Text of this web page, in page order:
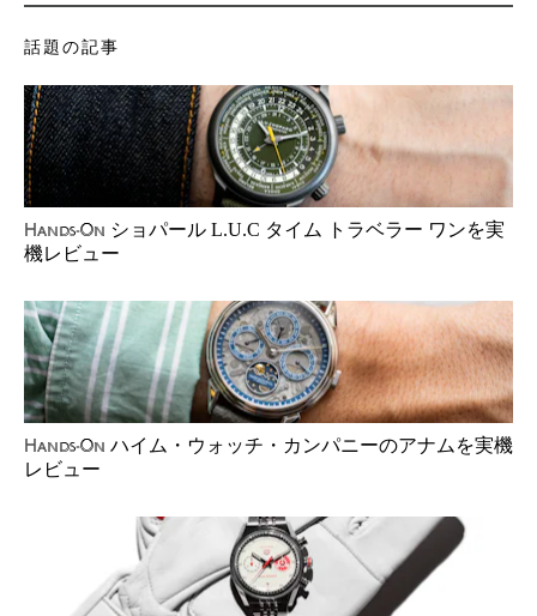
話題の記事
Hands-On ショパール L.U.C タイム トラベラー ワンを実
機レビュー
Hands-On ハイム・ウォッチ・カンパニーのアナムを実機
レビュー